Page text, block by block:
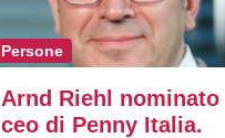
Persone
Arnd Riehl nominato
ceo di Penny Italia.